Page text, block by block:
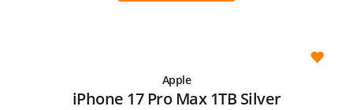
Apple
iPhone 17 Pro Max 1TB Silver